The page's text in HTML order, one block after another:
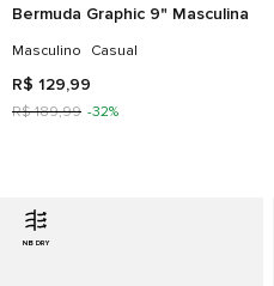
Bermuda Graphic 9" Masculina
Masculino Casual
R$ 129,99
R$ 189,99 -32%
NB DRY